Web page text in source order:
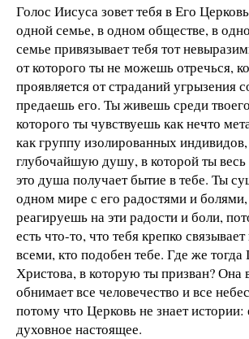
Голос Иисуса зовет тебя в Его
одной семье, в одном обществе, в
семье привязывает тебя тот
от которого ты не можешь отречься,
проявляется от страданий угрызения
предаешь его. Ты живешь среди
которого ты чувствуешь как нечто
как группу изолированных
глубочайшую душу, в которой ты весь
это душа получает бытие в тебе. Ты
одном мире с его радостями и
реагируешь на эти радости и боли,
есть что-то, что тебя крепко
всеми, кто подобен тебе. Где же тогда
Христова, в которую ты призван? Она
обнимает все человечество и все
потому что Церковь не знает истории:
духовное настоящее.